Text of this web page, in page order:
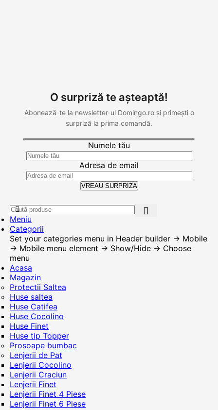
O surpriză te așteaptă!
Abonează-te la newsletter-ul Domingo.ro și primești o
surpriză la prima comandă.
Numele tău
Adresa de email
Meniu
Categorii
Set your categories menu in Header builder -> Mobile
-> Mobile menu element -> Show/Hide -> Choose
menu
Acasa
Magazin
Protectii Saltea
Huse saltea
Huse Catifea
Huse Cocolino
Huse Finet
Huse tip Topper
Prosoape bumbac
Lenjerii de Pat
Lenjerii Cocolino
Lenjerii Craciun
Lenjerii Finet
Lenjerii Finet 4 Piese
Lenjerii Finet 6 Piese